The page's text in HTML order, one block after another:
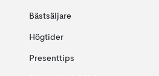
Bästsäljare
Högtider
Presenttips